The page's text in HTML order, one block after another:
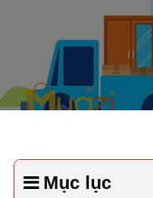
Mục lục